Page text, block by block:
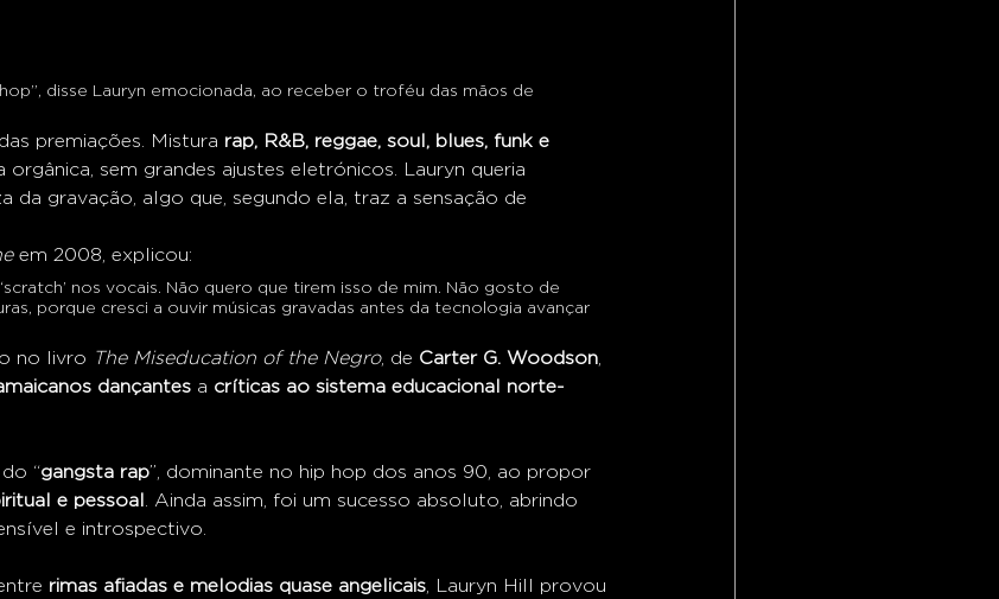
disse Lauryn emocionada, ao receber o troféu das mãos de
premiações. Mistura rap, R&B, reggae, soul, blues, funk e
orgânica, sem grandes ajustes eletrónicos. Lauryn queria
da gravação, algo que, segundo ela, traz a sensação de
em 2008, explicou:
nos vocais. Não quero que tirem isso de mim. Não gosto de
porque cresci a ouvir músicas gravadas antes da tecnologia avançar
no livro The Miseducation of the Negro, de Carter G. Woodson
dançantes a críticas ao sistema educacional norte-
“gangsta rap”, dominante no hip hop dos anos 90, ao propor
e pessoal . Ainda assim, foi um sucesso absoluto, abrindo
e introspectivo.
rimas afiadas e melodias quase angelicais , Lauryn Hill provou